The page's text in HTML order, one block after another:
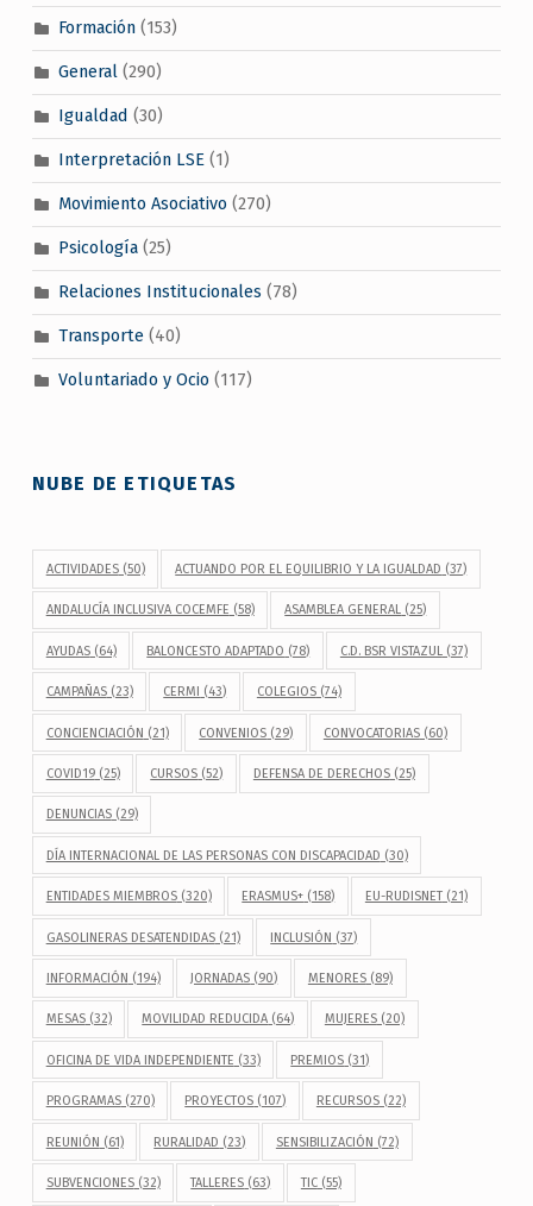
Formación(153)
General(290)
Igualdad (30)
Interpretación LSE(1)
Movimiento Asociativo (270)
Psicología(25)
Relaciones Institucionales (78)
Transporte(40)
Voluntariado y Ocio (117)
NUBE DE ETIQUETAS
ACTIVIDADES(50) ACTUANDO POR EL EQUILIBRIO Y LA IGUALDAD (37)
ANDALUCÍA INCLUSIVA COCEMFE (58) ASAMBLEA GENERAL (25)
AYUDAS(64) BALONCESTO ADAPTADO (78) C.D. BSR VISTAZUL(37)
CAMPAÑAS(23) CERMI (43) COLEGIOS(74)
CONCIENCIACIÓN (21) CONVENIOS (29) CONVOCATORIAS(60)
COVID19(25) CURSOS (52) DEFENSA DE DERECHOS(25)
DENUNCIAS(29)
DÍA INTERNACIONAL DE LAS PERSONAS CON DISCAPACIDAD (30)
ENTIDADES MIEMBROS(320) ERASMUS+ (158) EU-RUDISNET(21)
GASOLINERAS DESATENDIDAS(21) INCLUSIÓN (37)
INFORMACIÓN (194) JORNADAS (90) MENORES(89)
MESAS(32) MOVILIDAD REDUCIDA (64) MUJERES(20)
OFICINA DE VIDA INDEPENDIENTE (33) PREMIOS (31)
PROGRAMAS(270) PROYECTOS (107) RECURSOS(22)
REUNIÓN (61) RURALIDAD (23) SENSIBILIZACIÓN (72)
SUBVENCIONES(32) TALLERES (63) TIC(55)